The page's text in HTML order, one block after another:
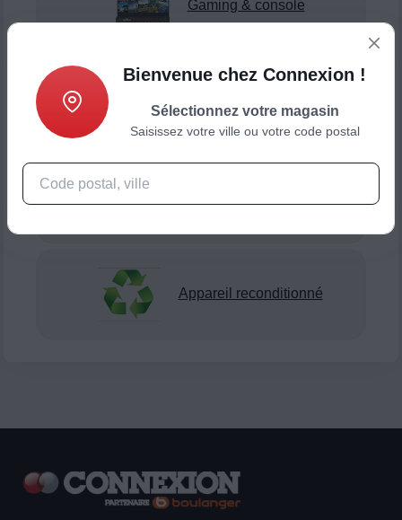
Gaming & console
Smartphone & téléphonie
Appareil reconditionné
Bienvenue chez Connexion !
Sélectionnez votre magasin
Saisissez votre ville ou votre code postal